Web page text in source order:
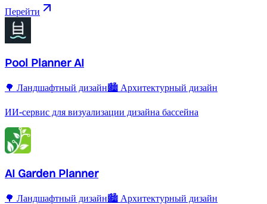
Перейти
Pool Planner AI
🌳 Ландшафтный дизайн🏙️ Архитектурный дизайн
ИИ-сервис для визуализации дизайна бассейна
AI Garden Planner
🌳 Ландшафтный дизайн🏙️ Архитектурный дизайн